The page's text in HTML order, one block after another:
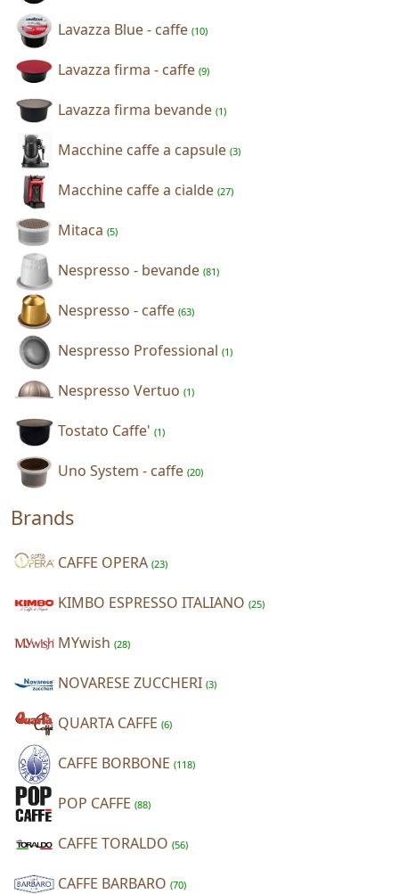
Lavazza Blue - caffe (10)
Lavazza firma - caffe (9)
Lavazza firma bevande (1)
Macchine caffe a capsule (3)
Macchine caffe a cialde (27)
Mitaca (5)
Nespresso - bevande (81)
Nespresso - caffe (63)
Nespresso Professional (1)
Nespresso Vertuo (1)
Tostato Caffe' (1)
Uno System - caffe (20)
Brands
CAFFE OPERA (23)
KIMBO ESPRESSO ITALIANO (25)
MYwish (28)
NOVARESE ZUCCHERI (3)
QUARTA CAFFE (6)
CAFFE BORBONE (118)
POP CAFFE (88)
CAFFE TORALDO (56)
CAFFE BARBARO (70)